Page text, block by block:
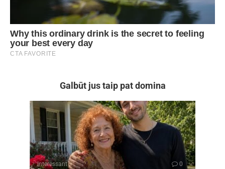
Galbūt jus taip pat domina
Interessant 0